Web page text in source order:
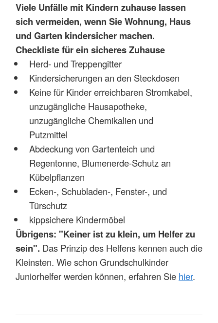
Viele Unfälle mit Kindern zuhause lassen
sich vermeiden, wenn Sie Wohnung, Haus
und Garten kindersicher machen.
Checkliste für ein sicheres Zuhause
Herd- und Treppengitter
Kindersicherungen an den Steckdosen
Keine für Kinder erreichbaren Stromkabel,
unzugängliche Hausapotheke,
unzugängliche Chemikalien und
Putzmittel
Abdeckung von Gartenteich und
Regentonne, Blumenerde-Schutz an
Kübelpflanzen
Ecken-, Schubladen-, Fenster-, und
Türschutz
kippsichere Kindermöbel
Übrigens: "Keiner ist zu klein, um Helfer zu
sein". Das Prinzip des Helfens kennen auch die
Kleinsten. Wie schon Grundschulkinder
Juniorhelfer werden können, erfahren Sie hier.